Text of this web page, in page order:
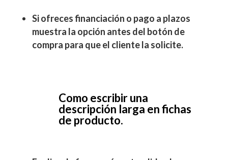
Si ofreces financiación o pago a plazos
muestra la opción antes del botón de
compra para que el cliente la solicite.
Como escribir una
descripción larga en fichas
de producto.